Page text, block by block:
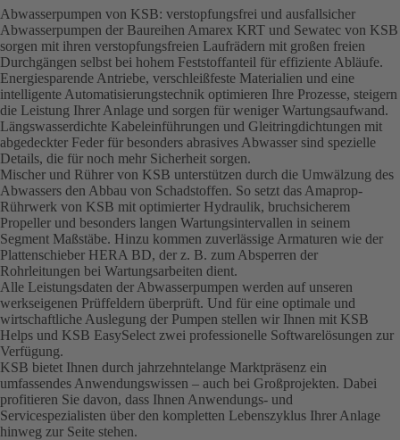
Abwasserpumpen von KSB: verstopfungsfrei und ausfallsicher
Abwasserpumpen der Baureihen Amarex KRT und Sewatec von KSB
sorgen mit ihren verstopfungsfreien Laufrädern mit großen freien
Durchgängen selbst bei hohem Feststoffanteil für effiziente Abläufe.
Energiesparende Antriebe, verschleißfeste Materialien und eine
intelligente Automatisierungstechnik optimieren Ihre Prozesse, steigern
die Leistung Ihrer Anlage und sorgen für weniger Wartungsaufwand.
Längswasserdichte Kabeleinführungen und Gleitringdichtungen mit
abgedeckter Feder für besonders abrasives Abwasser sind spezielle
Details, die für noch mehr Sicherheit sorgen.
Mischer und Rührer von KSB unterstützen durch die Umwälzung des
Abwassers den Abbau von Schadstoffen. So setzt das Amaprop-
Rührwerk von KSB mit optimierter Hydraulik, bruchsicherem
Propeller und besonders langen Wartungsintervallen in seinem
Segment Maßstäbe. Hinzu kommen zuverlässige Armaturen wie der
Platten­schieber HERA BD, der z. B. zum Absperren der
Rohrleitungen bei Wartungs­arbeiten dient.
Alle Leistungsdaten der Abwasserpumpen werden auf unseren
werkseigenen Prüffeldern überprüft. Und für eine optimale und
wirtschaftliche Auslegung der Pumpen stellen wir Ihnen mit KSB
Helps und KSB EasySelect zwei professionelle Softwarelösungen zur
Verfügung.
KSB bietet Ihnen durch jahrzehntelange Marktpräsenz ein
umfassendes Anwendungs­wissen – auch bei Großprojekten. Dabei
profitieren Sie davon, dass Ihnen An­wen­dungs- und
Servicespezialisten über den kompletten Lebenszyklus Ihrer Anlage
hinweg zur Seite stehen.